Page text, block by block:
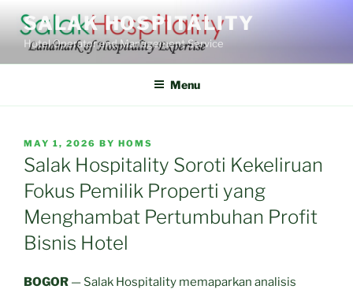
content
SALAK HOSPITALITY
Hotel Operator and Management Service
Menu
POSTED
ON
MAY 1, 2026 BY HOMS
Salak Hospitality Soroti Kekeliruan
Fokus Pemilik Properti yang
Menghambat Pertumbuhan Profit
Bisnis Hotel
BOGOR — Salak Hospitality memaparkan analisis